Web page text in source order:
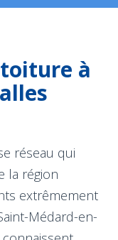
à
réseau qui
la région
extrêmement
Médard-en-